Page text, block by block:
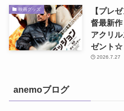
映画グッズ
【プレ
督最新作
アクリ
ゼント☆
2026.7.27
anemoブログ